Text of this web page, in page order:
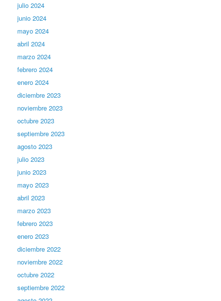
julio 2024
junio 2024
mayo 2024
abril 2024
marzo 2024
febrero 2024
enero 2024
diciembre 2023
noviembre 2023
octubre 2023
septiembre 2023
agosto 2023
julio 2023
junio 2023
mayo 2023
abril 2023
marzo 2023
febrero 2023
enero 2023
diciembre 2022
noviembre 2022
octubre 2022
septiembre 2022